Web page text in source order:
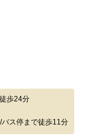
歩24分
ス停まで徒歩11分